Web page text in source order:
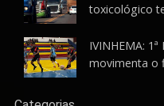
toxicológico
IVINHEMA:
movimenta o